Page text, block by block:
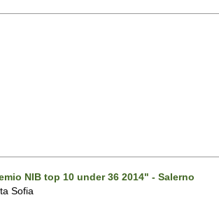
NIB top 10 under 36 2014" - Salerno
Sofia